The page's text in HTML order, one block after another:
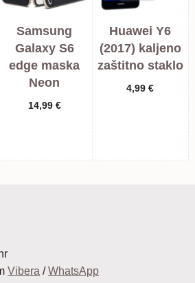
Samsung
Galaxy S6
edge maska
Neon
14,99 €
Huawei Y6
(2017) kaljeno
zaštitno staklo
4,99€
Vibera /WhatsApp